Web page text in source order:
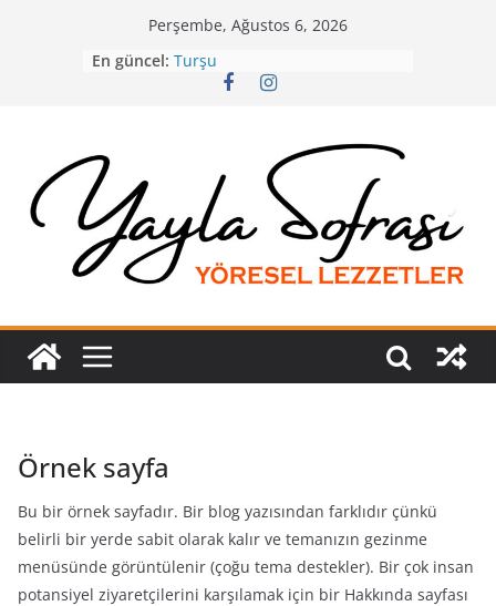
Perşembe, Ağustos 6, 2026
En güncel: Turşu
Sipariş whatsapp hattı
Patatesli Bazlama
Örnek sayfa
Bu bir örnek sayfadır. Bir blog yazısından farklıdır çünkü
belirli bir yerde sabit olarak kalır ve temanızın gezinme
menüsünde görüntülenir (çoğu tema destekler). Bir çok insan
potansiyel ziyaretçilerini karşılamak için bir Hakkında sayfası